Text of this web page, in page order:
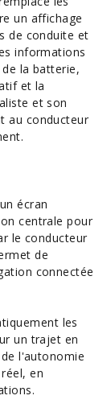
un affichage
de conduite et
informations
la batterie,
et la
et son
au conducteur
écran
centrale pour
le conducteur
de
connectée
les
un trajet en
l'autonomie
en